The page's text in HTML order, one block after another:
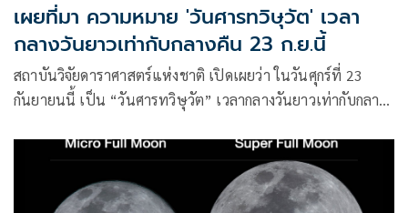
เผยที่มา ความหมาย 'วันศารทวิษุวัต' เวลา
กลางวันยาวเท่ากับกลางคืน 23 ก.ย.นี้
สถาบันวิจัยดาราศาสตร์แห่งชาติ เปิดเผยว่า ในวันศุกร์ที่ 23
กันยายนนี้ เป็น “วันศารทวิษุวัต” เวลากลางวันยาวเท่ากับกลาง
กลางวันเท่ากับกลางคืน